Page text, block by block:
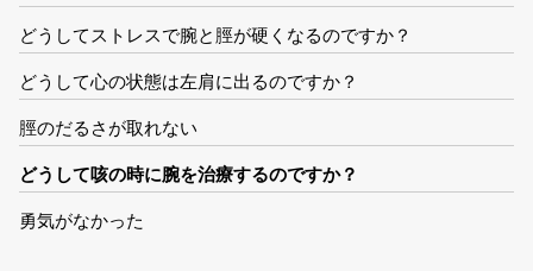
どうしてストレスで腕と脛が硬くなるのですか？
どうして心の状態は左肩に出るのですか？
脛のだるさが取れない
どうして咳の時に腕を治療するのですか？
勇気がなかった